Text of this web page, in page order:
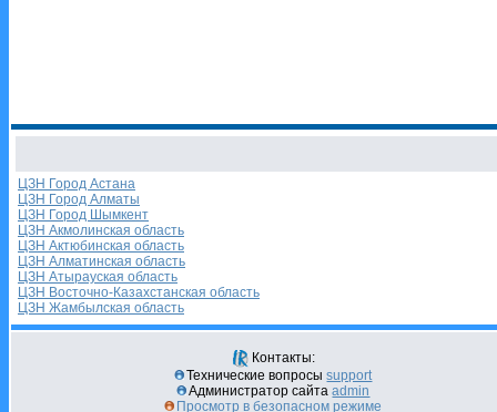
ЦЗН Город Астана
ЦЗН Город Алматы
ЦЗН Город Шымкент
ЦЗН Акмолинская область
ЦЗН Актюбинская область
ЦЗН Алматинская область
ЦЗН Атырауская область
ЦЗН Восточно-Казахстанская область
ЦЗН Жамбылская область
Контакты:
Технические вопросыsupport
Администратор сайтаadmin
Просмотр в безопасном режиме